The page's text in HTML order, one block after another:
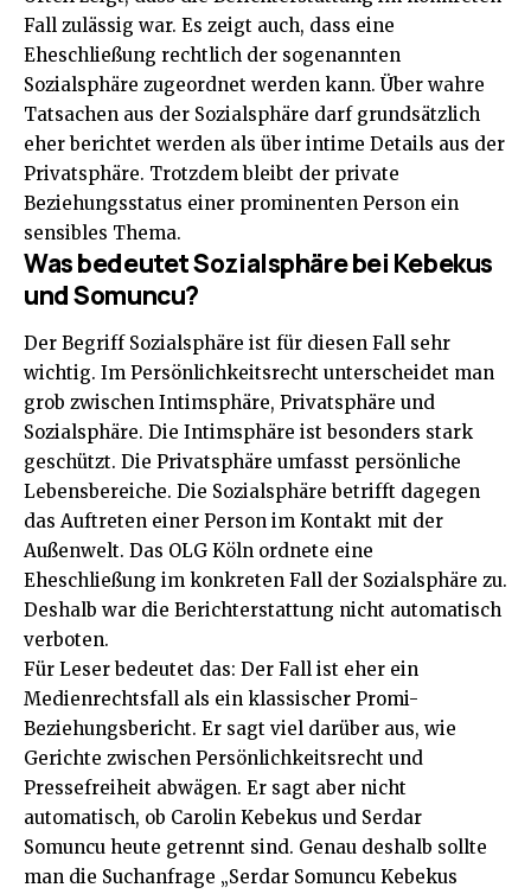
Fall zulässig war. Es zeigt auch, dass eine
Eheschließung rechtlich der sogenannten
Sozialsphäre zugeordnet werden kann. Über wahre
Tatsachen aus der Sozialsphäre darf grundsätzlich
eher berichtet werden als über intime Details aus der
Privatsphäre. Trotzdem bleibt der private
Beziehungsstatus einer prominenten Person ein
sensibles Thema.
Was bedeutet Sozialsphäre bei Kebekus
und Somuncu?
Der Begriff Sozialsphäre ist für diesen Fall sehr
wichtig. Im Persönlichkeitsrecht unterscheidet man
grob zwischen Intimsphäre, Privatsphäre und
Sozialsphäre. Die Intimsphäre ist besonders stark
geschützt. Die Privatsphäre umfasst persönliche
Lebensbereiche. Die Sozialsphäre betrifft dagegen
das Auftreten einer Person im Kontakt mit der
Außenwelt. Das OLG Köln ordnete eine
Eheschließung im konkreten Fall der Sozialsphäre zu.
Deshalb war die Berichterstattung nicht automatisch
verboten.
Für Leser bedeutet das: Der Fall ist eher ein
Medienrechtsfall als ein klassischer Promi-
Beziehungsbericht. Er sagt viel darüber aus, wie
Gerichte zwischen Persönlichkeitsrecht und
Pressefreiheit abwägen. Er sagt aber nicht
automatisch, ob Carolin Kebekus und Serdar
Somuncu heute getrennt sind. Genau deshalb sollte
man die Suchanfrage „Serdar Somuncu Kebekus